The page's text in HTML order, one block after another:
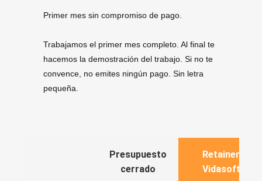
Primer mes sin compromiso de pago.
Trabajamos el primer mes completo. Al final te
hacemos la demostración del trabajo. Si no te
convence, no emites ningún pago. Sin letra
pequeña.
Presupuesto
cerrado
Retainer
Vidasoft